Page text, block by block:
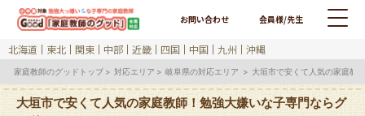
お問い合わせ 会員様/先生
北海道 東北 関東 中部 近畿 四国 中国 九州 沖縄
家庭教師のグッドトップ 対応エリア 岐阜県の対応エリア 大垣市で安くて人気の家庭教
大垣市で安くて人気の家庭教師！勉強大嫌いな子専門ならグ